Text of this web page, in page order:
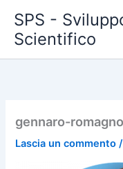
contenuto
SPS -
Scientifico
gennaro-
Lascia un commento